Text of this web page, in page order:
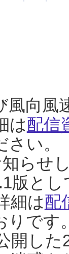
風向風
は配信
さい。
らせ
版と
細は配
りです
開し